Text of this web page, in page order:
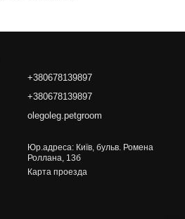
+380678139897
+380678139897
olegoleg.petgroom
Юр.адреса: Київ, бульв. Ромена
Роллана, 13б
Карта проезда